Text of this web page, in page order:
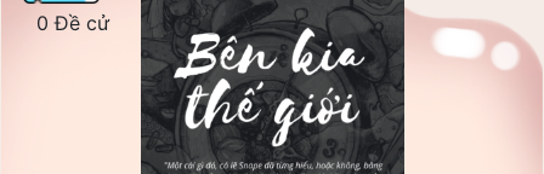
0 Đề cử